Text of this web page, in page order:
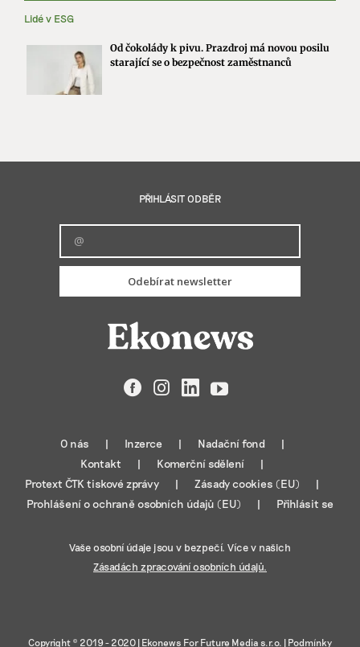
Lidé v ESG
Od čokolády k pivu. Prazdroj má novou posilu
starající se o bezpečnost zaměstnanců
PŘIHLÁSIT ODBĚR
Odebírat newsletter
FacebookInstagramLinkedIn
YouTube
O nás Inzerce
Nadační fond
Kontakt
Komerční sdělení
Protext ČTK tiskové zprávy
Zásady cookies (EU)
Prohlášení o ochraně osobních údajů (EU)
Přihlásit se
Vaše osobní údaje jsou v bezpečí. Více v našich
Zásadách zpracování osobních údajů.
Copyright © 2019 - 2020 | Ekonews For Future Media s.r.o. | Podmínky